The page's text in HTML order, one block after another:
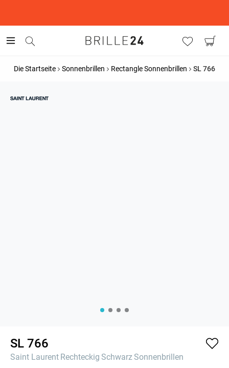
Die Startseite Sonnenbrillen Rectangle Sonnenbrillen SL 766
SL 766
Saint Laurent Rechteckig Schwarz Sonnenbrillen